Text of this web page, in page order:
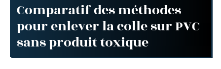
Comparatif des méthodes
pour enlever la colle sur PVC
sans produit toxique